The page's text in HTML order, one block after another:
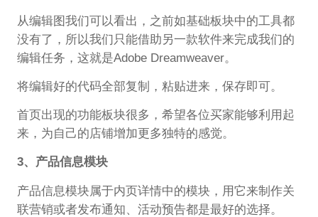
从编辑图我们可以看出，之前如基础板块中的工具都
没有了，所以我们只能借助另一款软件来完成我们的
编辑任务，这就是Adobe Dreamweaver。
将编辑好的代码全部复制，粘贴进来，保存即可。
首页出现的功能板块很多，希望各位买家能够利用起
来，为自己的店铺增加更多独特的感觉。
3、产品信息模块
产品信息模块属于内页详情中的模块，用它来制作关
联营销或者发布通知、活动预告都是最好的选择。